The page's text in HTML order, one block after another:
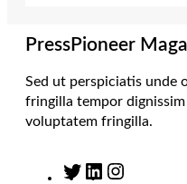
PressPioneer
Sed ut perspiciatis unde
fringilla tempor
voluptatem fringilla.
T
L